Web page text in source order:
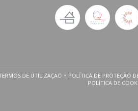
NOVA JANELA))
DE UTILIZAÇÃO
((ABRE NUMA NOVA JANELA))
POLÍTICA DE PROTEÇÃO
POLÍTICA DE((ABRE